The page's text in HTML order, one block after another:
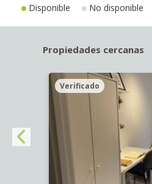
Disponible No disponible
Propiedades cercanas
Verificado